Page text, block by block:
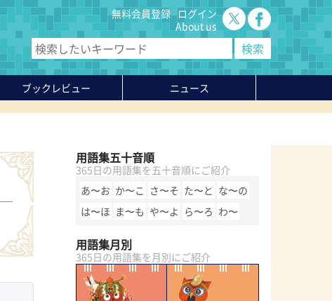
無料会員登録 ログイン
About us
ブックレビュー
ニュース
用語集五十音順
365日の用語集を五十音順にご紹介
あ〜お か〜こ さ〜そ た〜と な〜の
は〜ほ ま〜も や〜よ ら〜ろ わ〜
用語集月別
365日の用語集を月別にご紹介